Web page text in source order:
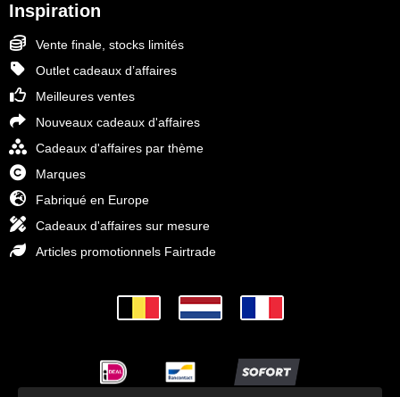
Inspiration
Vente finale, stocks limités
Outlet cadeaux d’affaires
Meilleures ventes
Nouveaux cadeaux d'affaires
Cadeaux d'affaires par thème
Marques
Fabriqué en Europe
Cadeaux d'affaires sur mesure
Articles promotionnels Fairtrade